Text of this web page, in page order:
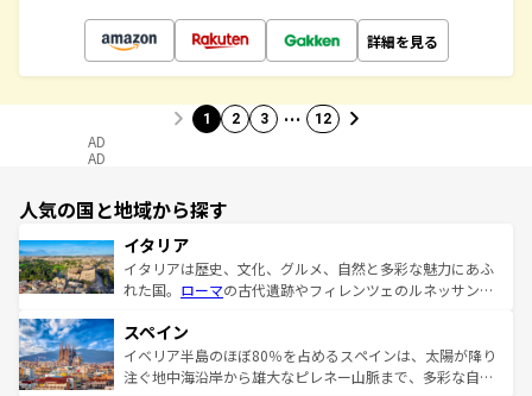
詳細を見る
1 2 3 … 12
AD
AD
人気の国と地域から探す
イタリア
イタリアは歴史、文化、グルメ、自然と多彩な魅力にあふ
れた国。 ローマの古代遺跡やフィレンツェのルネッサンス
ろん、トスカーナの美しい田園風景やアマルフィ海岸の絶
景など、自然景観も見逃せない。観光の合間には、本場の
ピザやパスタなど、絶品のイタリア料理を堪能することも
スペイン
イベリア半島のほぼ80％を占めるスペインは、太陽が降り
注ぐ地中海沿岸から雄大なピレネー山脈まで、多彩な自然